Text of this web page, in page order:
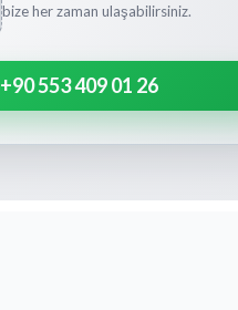
bize her zaman ulaşabilirsiniz.
+90 553 409 01 26